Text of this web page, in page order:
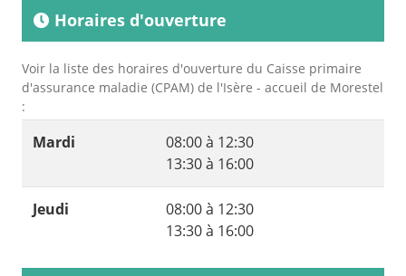
Horaires d'ouverture
Voir la liste des horaires d'ouverture du Caisse primaire
d'assurance maladie (CPAM) de l'Isère - accueil de Morestel
:
Mardi
08:00 à 12:30
13:30 à 16:00
Jeudi
08:00 à 12:30
13:30 à 16:00